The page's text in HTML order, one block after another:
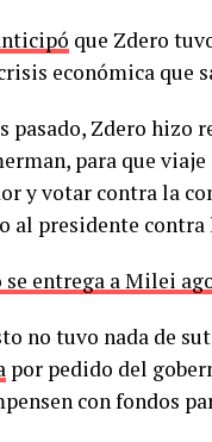
que Zdero
económica que
pasado, Zdero hizo
para que viaje
y votar contra la
al presidente contra
se entrega a Milei
no tuvo nada de
por pedido del
con fondos